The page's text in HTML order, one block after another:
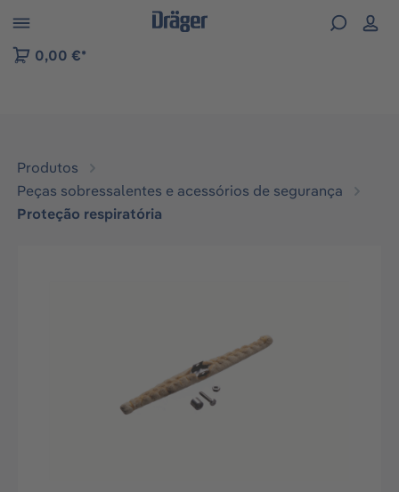
to B2B platform navigation
0,00 €*
Produtos
Peças sobressalentes e acessórios de segurança
Proteção respiratória